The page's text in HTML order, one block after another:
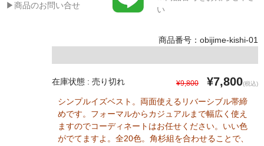
▶商品のお問い合せ
い
商品番号：obijime-kishi-01
在庫状態 : 売り切れ ¥9,800 ¥7,800(税込)
シンプルイズベスト。両面使えるリバーシブル帯締
めです。フォーマルからカジュアルまで幅広く使え
ますのでコーディネートはお任せください。いい色
がでてますよ。全20色。角杉組を合わせることで、